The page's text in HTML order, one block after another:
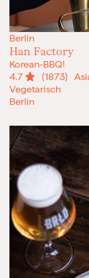
Berlin
Han Factory
Korean-BBQ!
4.7
(1873)
Vegetarisch
Berlin